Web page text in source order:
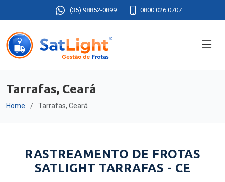
(35) 98852-0899 0800 026 0707
Tarrafas, Ceará
Home Tarrafas, Ceará
RASTREAMENTO DE FROTAS
SATLIGHT TARRAFAS - CE